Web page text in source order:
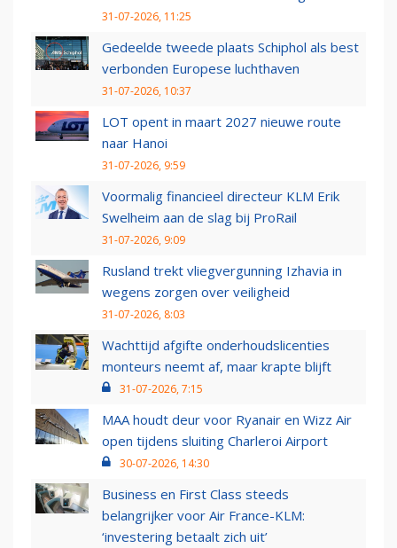
31-07-2026, 11:25
Gedeelde tweede plaats Schiphol als best
verbonden Europese luchthaven
31-07-2026, 10:37
LOT opent in maart 2027 nieuwe route
naar Hanoi
31-07-2026, 9:59
Voormalig financieel directeur KLM Erik
Swelheim aan de slag bij ProRail
31-07-2026, 9:09
Rusland trekt vliegvergunning Izhavia in
wegens zorgen over veiligheid
31-07-2026, 8:03
Wachttijd afgifte onderhoudslicenties
monteurs neemt af, maar krapte blijft
31-07-2026, 7:15
MAA houdt deur voor Ryanair en Wizz Air
open tijdens sluiting Charleroi Airport
30-07-2026, 14:30
Business en First Class steeds
belangrijker voor Air France-KLM:
‘investering betaalt zich uit’